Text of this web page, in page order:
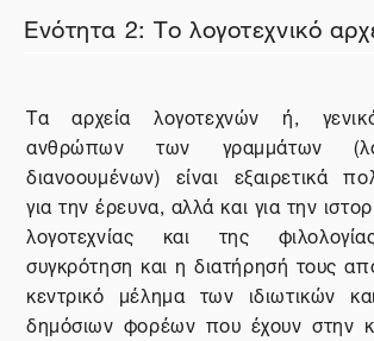
Ενότητα 2: Το λογοτεχνικό
Τα αρχεία λογοτεχνών ή,
ανθρώπων των γραμμάτων
διανοουμένων) είναι εξαιρετικά
για την έρευνα, αλλά και για την
λογοτεχνίας και της
συγκρότηση και η διατήρησή τους
κεντρικό μέλημα των ιδιωτικών
δημόσιων φορέων που έχουν στην